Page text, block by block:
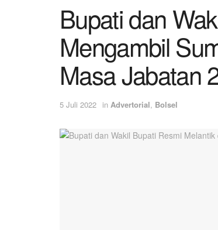
Bupati dan
Mengambil
Masa Jabatan
5 Juli 2022 in Advertorial, Bolsel